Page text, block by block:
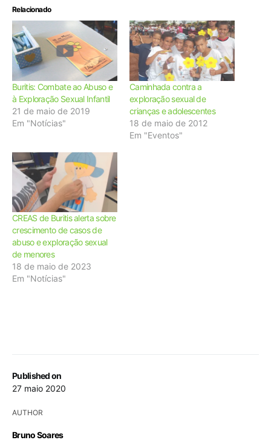
Published on
27 maio 2020
AUTHOR
Bruno Soares
Relacionado
Buritis: Combate ao Abuso e
à Exploração Sexual Infantil
21 de maio de 2019
Em "Notícias"
Caminhada contra a
exploração sexual de
crianças e adolescentes
18 de maio de 2012
Em "Eventos"
CREAS de Buritis alerta sobre
crescimento de casos de
abuso e exploração sexual
de menores
18 de maio de 2023
Em "Notícias"